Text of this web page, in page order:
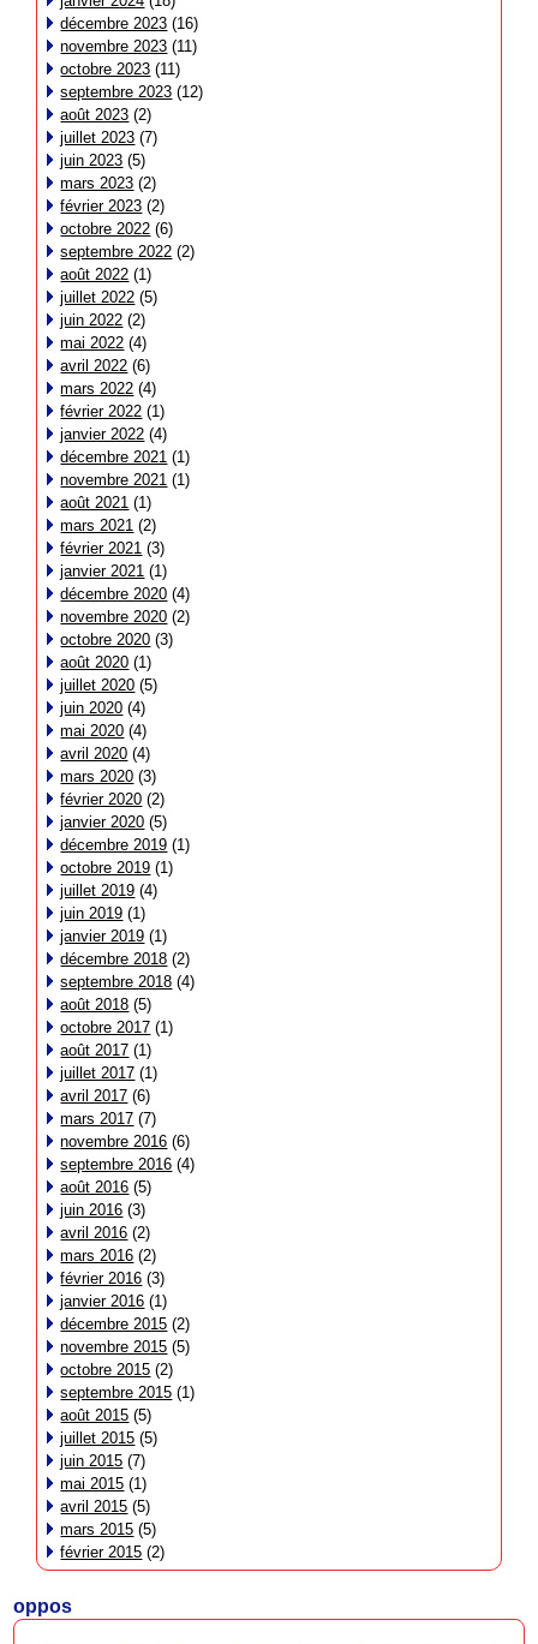
décembre 2023 (16)
novembre 2023 (11)
octobre 2023 (11)
septembre 2023 (12)
août 2023 (2)
juillet 2023 (7)
juin 2023 (5)
mars 2023 (2)
février 2023 (2)
octobre 2022 (6)
septembre 2022 (2)
août 2022 (1)
juillet 2022 (5)
juin 2022 (2)
mai 2022 (4)
avril 2022 (6)
mars 2022 (4)
février 2022 (1)
janvier 2022 (4)
décembre 2021 (1)
novembre 2021 (1)
août 2021 (1)
mars 2021 (2)
février 2021 (3)
janvier 2021 (1)
décembre 2020 (4)
novembre 2020 (2)
octobre 2020 (3)
août 2020 (1)
juillet 2020 (5)
juin 2020 (4)
mai 2020 (4)
avril 2020 (4)
mars 2020 (3)
février 2020 (2)
janvier 2020 (5)
décembre 2019 (1)
octobre 2019 (1)
juillet 2019 (4)
juin 2019 (1)
janvier 2019 (1)
décembre 2018 (2)
septembre 2018 (4)
août 2018 (5)
octobre 2017 (1)
août 2017 (1)
juillet 2017 (1)
avril 2017 (6)
mars 2017 (7)
novembre 2016 (6)
septembre 2016 (4)
août 2016 (5)
juin 2016 (3)
avril 2016 (2)
mars 2016 (2)
février 2016 (3)
janvier 2016 (1)
décembre 2015 (2)
novembre 2015 (5)
octobre 2015 (2)
septembre 2015 (1)
août 2015 (5)
juillet 2015 (5)
juin 2015 (7)
mai 2015 (1)
avril 2015 (5)
mars 2015 (5)
février 2015 (2)
oppos